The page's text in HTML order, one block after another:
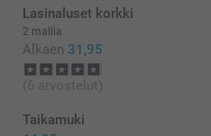
Lasinaluset korkki
2 mallia
Alkaen 31,95
(6 arvostelut)
Taikamuki